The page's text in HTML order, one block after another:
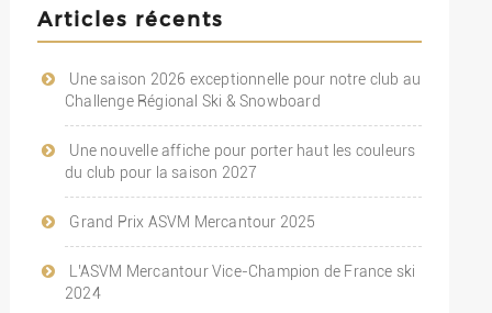
Articles récents
Une saison 2026 exceptionnelle pour notre club au
Challenge Régional Ski & Snowboard
Une nouvelle affiche pour porter haut les couleurs
du club pour la saison 2027
Grand Prix ASVM Mercantour 2025
L’ASVM Mercantour Vice-Champion de France ski
2024